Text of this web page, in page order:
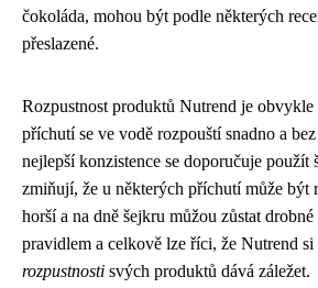
čokoláda, mohou být podle některých
přeslazené.
Rozpustnost produktů Nutrend je obvykle
příchutí se ve vodě rozpouští snadno a
nejlepší konzistence se doporučuje použít
zmiňují, že u některých příchutí může být
horší a na dně šejkru můžou zůstat
pravidlem a celkově lze říci, že Nutrend si
rozpustnosti svých produktů dává záležet.